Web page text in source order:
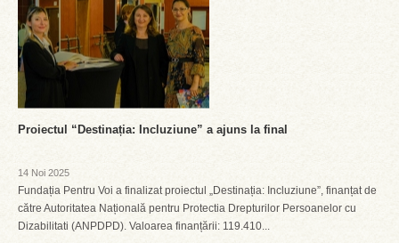
Proiectul “Destinația: Incluziune” a ajuns la final
14 Noi 2025
Fundația Pentru Voi a finalizat proiectul „Destinația: Incluziune”, finanțat de
către Autoritatea Națională pentru Protectia Drepturilor Persoanelor cu
Dizabilitati (ANPDPD). Valoarea finanțării: 119.410...